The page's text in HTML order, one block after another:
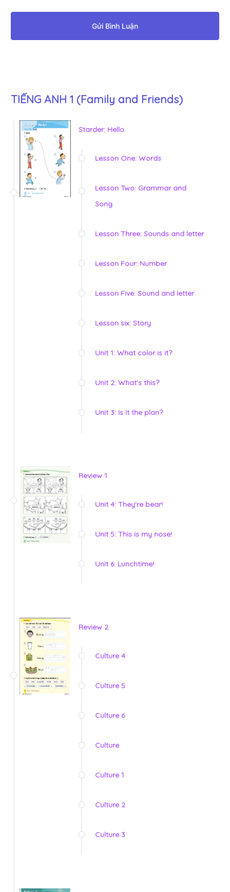
Gửi Bình Luận
TIẾNG ANH 1 (Family and Friends)
Starder: Hello
Lesson One: Words
Lesson Two: Grammar and
Song
Lesson Three: Sounds and letter
Lesson Four: Number
Lesson Five: Sound and letter
Lesson six: Story
Unit 1: What color is it?
Unit 2: What's this?
Unit 3: Is it the plan?
Review 1
Unit 4: They're bear!
Unit 5: This is my nose!
Unit 6: Lunchtime!
Review 2
Culture 4
Culture 5
Culture 6
Culture
Culture 1
Culture 2
Culture 3